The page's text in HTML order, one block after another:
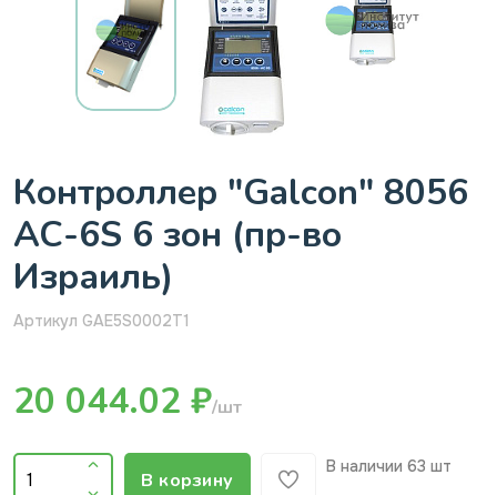
Контроллер "Galcon" 8056
АС-6S 6 зон (пр-во
Израиль)
Артикул GAE5S0002T1
20 044.02 ₽/шт
В корзину
В наличии 63 шт